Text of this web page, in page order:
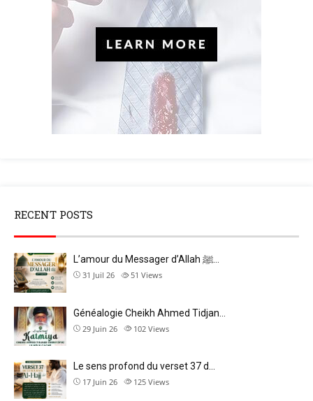
RECENT POSTS
L’amour du Messager d’Allah ﷺ…
31 Juil 26 51 Views
Généalogie Cheikh Ahmed Tidjan…
29 Juin 26 102 Views
Le sens profond du verset 37 d…
17 Juin 26 125 Views